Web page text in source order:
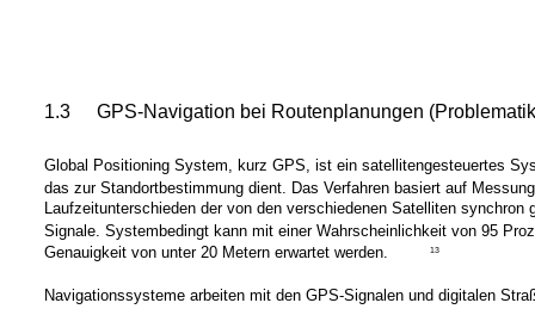
1.3 GPS-Navigation bei Routenplanungen
Global Positioning System, kurz GPS, ist ein satellitengesteuertes
das zur Standortbestimmung dient. Das Verfahren basiert auf
Laufzeitunterschieden der von den verschiedenen Satelliten synchron
Signale. Systembedingt kann mit einer Wahrscheinlichkeit von 95
Genauigkeit von unter 20 Metern erwartet werden.
13
Navigationssysteme arbeiten mit den GPS-Signalen und digitalen